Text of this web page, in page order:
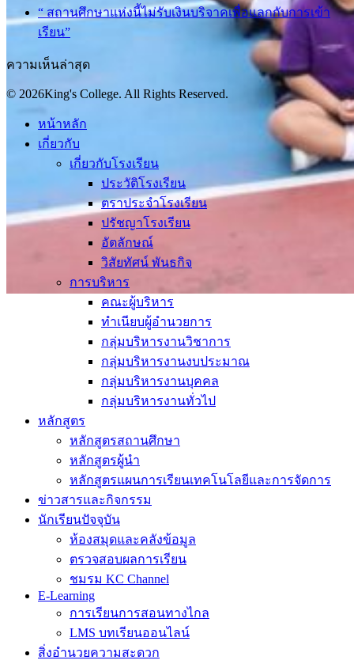
“ สถานศึกษาแห่งนี้ไม่รับเงินบริจาคเพื่อแลกกับการเข้า
เรียน”
ความเห็นล่าสุด
© 2026King's College. All Rights Reserved.
หน้าหลัก
เกี่ยวกับ
เกี่ยวกับโรงเรียน
ประวัติโรงเรียน
ตราประจำโรงเรียน
ปรัชญาโรงเรียน
อัตลักษณ์
วิสัยทัศน์ พันธกิจ
การบริหาร
คณะผู้บริหาร
ทำเนียบผู้อำนวยการ
กลุ่มบริหารงานวิชาการ
กลุ่มบริหารงานงบประมาณ
กลุ่มบริหารงานบุคคล
กลุ่มบริหารงานทั่วไป
หลักสูตร
หลักสูตรสถานศึกษา
หลักสูตรผู้นำ
หลักสูตรแผนการเรียนเทคโนโลยีและการจัดการ
ข่าวสารและกิจกรรม
นักเรียนปัจจุบัน
ห้องสมุดและคลังข้อมูล
ตรวจสอบผลการเรียน
ชมรม KC Channel
E-Learning
การเรียนการสอนทางไกล
LMS บทเรียนออนไลน์
สิ่งอำนวยความสะดวก